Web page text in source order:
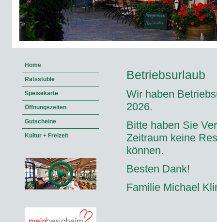
Home
Ratsstüble
Speisekarte
Öffnungszeiten
Gutscheine
Kultur + Freizeit
Betriebsurlaub
Wir haben
2026.
Bitte haben Sie
Zeitraum keine
können.
Besten Dank!
Familie Michael